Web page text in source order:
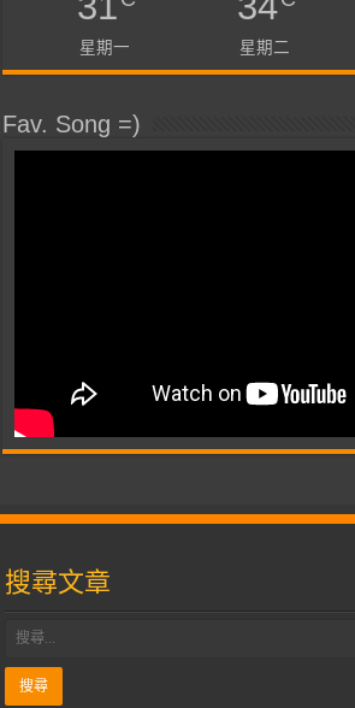
星期一 星期二
Fav. Song =)
搜尋文章